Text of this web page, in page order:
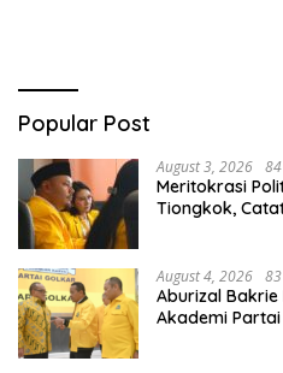
Popular Post
August 3, 2026
Meritokrasi
Tiongkok,
August 4, 2026
Aburizal
Akademi